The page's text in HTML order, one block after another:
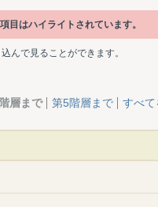
目はハイライトされています。
んで見ることができます。
層まで 第5階層まで すべ